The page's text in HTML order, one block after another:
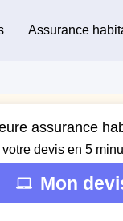
Assurance
assurance
devis en 5
Mon